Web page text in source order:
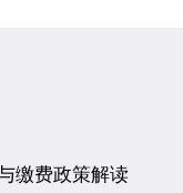
缴费政策解读